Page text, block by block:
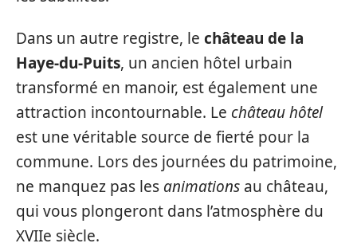
Dans un autre registre, le château de la
Haye-du-Puits, un ancien hôtel urbain
transformé en manoir, est également une
attraction incontournable. Le château hôtel
est une véritable source de fierté pour la
commune. Lors des journées du patrimoine,
ne manquez pas les animations au château,
qui vous plongeront dans l’atmosphère du
XVIIe siècle.